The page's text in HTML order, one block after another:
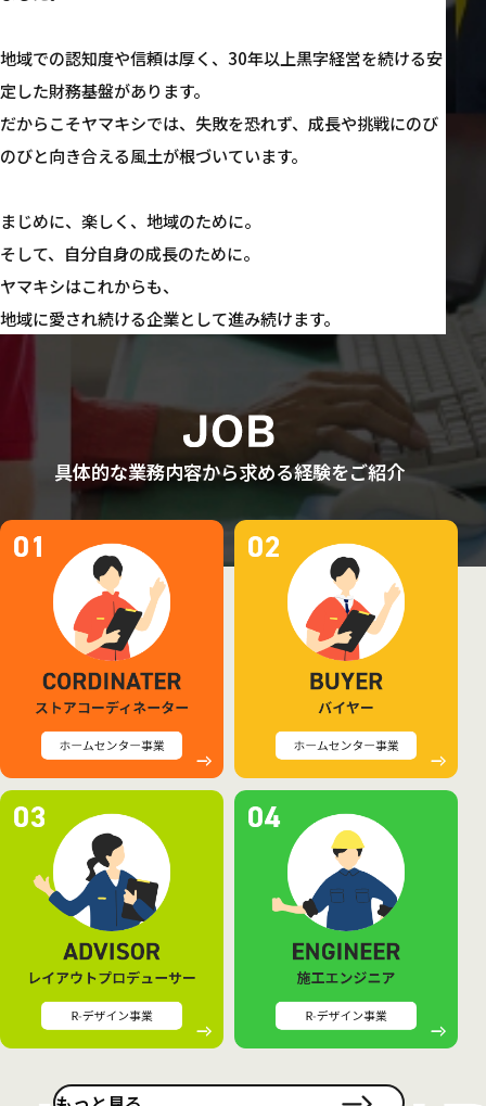
地域での認知度や信頼は厚く、 30年以上黒字経営を続ける安
定した財務基盤があります。
だからこそヤマキシでは、 失敗を恐れず、成長や挑戦にのび
のびと向き合える風土が根づいています。
まじめに、楽しく、地域のために。
そして、自分自身の成長のために。
ヤマキシはこれからも、
地域に愛され続ける企業として進み続けます。
具体的な業務内容から求める経験をご紹介